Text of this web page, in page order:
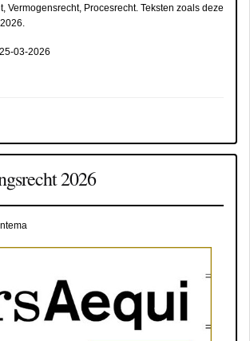
Vermogensrecht, Procesrecht. Teksten zoals deze
25-03-2026
2026